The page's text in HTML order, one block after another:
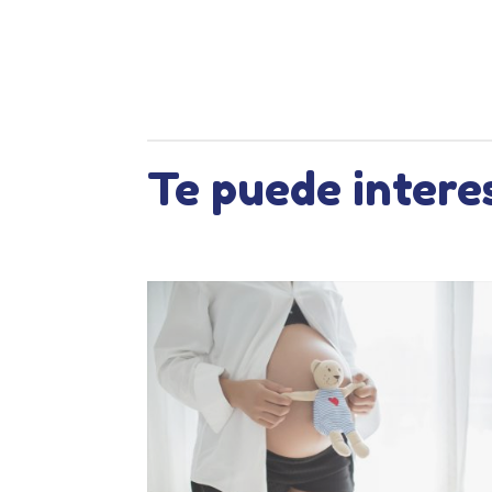
Te puede